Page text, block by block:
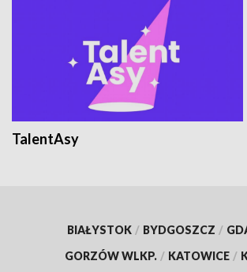
TalentAsy
BIAŁYSTOK / BYDGOSZCZ /
GORZÓW WLKP. / KATOWICE /